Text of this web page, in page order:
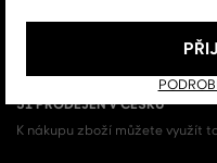
51 PRODEJEN V ČESKU
K nákupu zboží můžete využít